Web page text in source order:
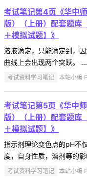
考试笔记第4页《华中
版）（上册）配套题库
＋模拟试题】》
溶液滴定，只能滴定到，
曲线上会出现两个突跃。 ...
考试资料学习笔记 本站小编
考试笔记第5页《华中
版）（上册）配套题库
＋模拟试题】》
指示剂理论变色点的pH不
度，自身性质，溶剂等的
考试资料学习笔记 本站小编